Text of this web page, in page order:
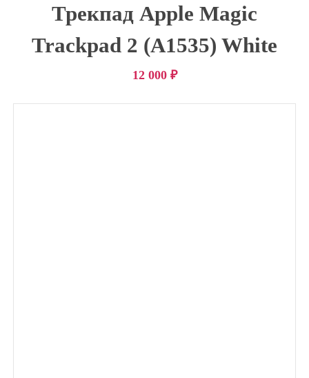
Трекпад Apple Magic
Trackpad 2 (A1535) White
12 000 ₽